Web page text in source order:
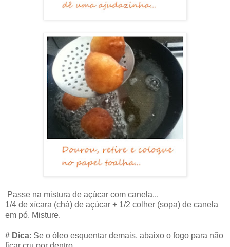
Passe na mistura de açúcar com canela...
1/4 de xícara (chá) de açúcar + 1/2 colher (sopa) de canela
em pó. Misture.
# Dica: Se o óleo esquentar demais, abaixo o fogo para não